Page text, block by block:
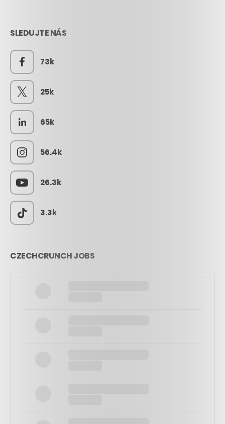
SLEDUJTE NÁS
73k
25k
65k
56.4k
26.3k
3.3k
CZECHCRUNCH JOBS